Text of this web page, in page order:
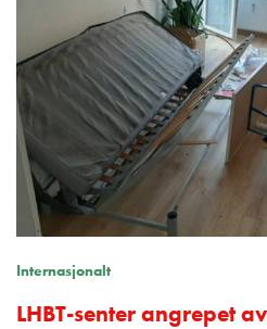
Internasjonalt
LHBT-senter angrepet